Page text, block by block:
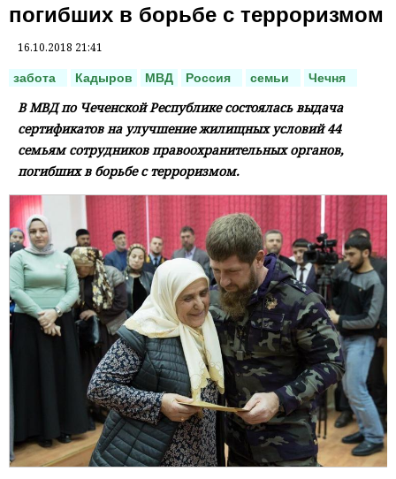
погибших в борьбе с терроризмом
16.10.2018 21:41
забота Кадыров МВД Россия семьи Чечня
В МВД по Чеченской Республике состоялась выдача
сертификатов на улучшение жилищных условий 44
семьям сотрудников правоохранительных органов,
погибших в борьбе с терроризмом.